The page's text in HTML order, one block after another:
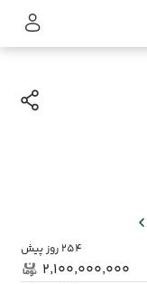
254 روز پیش
۲٬۱۰۰٬۰۰۰٬۰۰۰